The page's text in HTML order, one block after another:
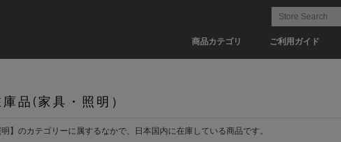
商品カテゴリ ご利用ガイド
庫品(家具・照明）
明】のカテゴリーに属するなかで、日本国内に在庫している商品です。